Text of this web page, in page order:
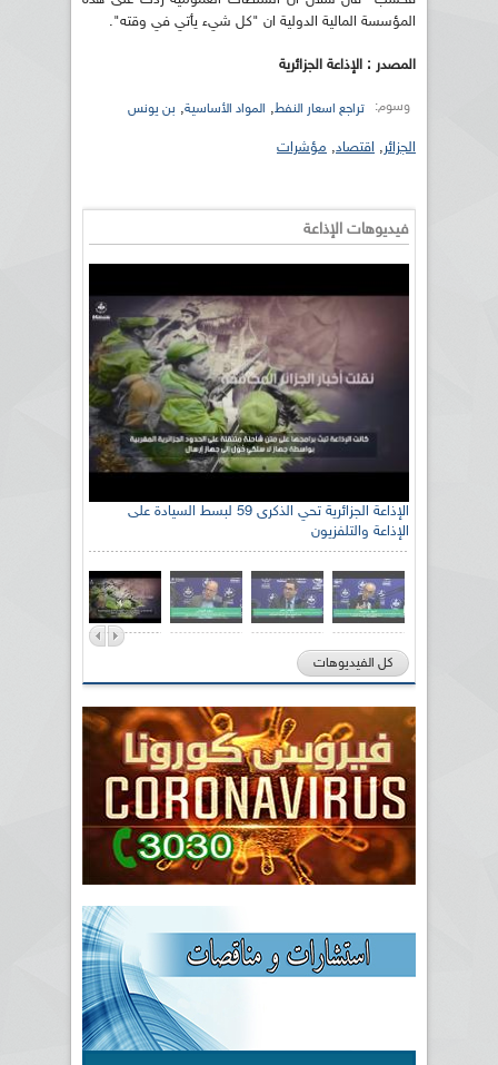
المؤسسة المالية الدولية ان "كل شيء يأتي في وقته".
المصدر : الإذاعة الجزائرية
وسوم: تراجع اسعار النفط, المواد الأساسية, بن يونس
الجزائر, اقتصاد, مؤشرات
فيديوهات الإذاعة
الإذاعة الجزائرية تحي الذكرى 59 لبسط السيادة على
الإذاعة والتلفزيون
كل الفيديوهات